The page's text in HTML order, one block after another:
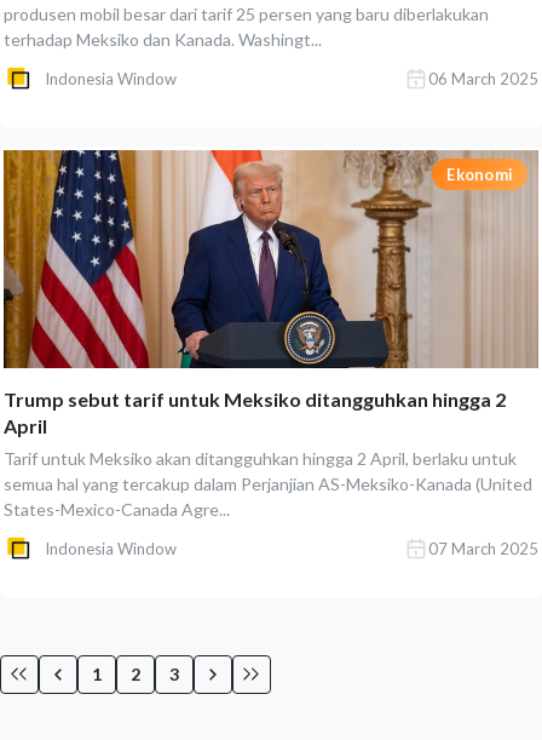
produsen mobil besar dari tarif 25 persen yang baru diberlakukan
terhadap Meksiko dan Kanada. Washingt...
Indonesia Window 06 March 2025
Ekonomi
Trump sebut tarif untuk Meksiko ditangguhkan hingga 2
April
Tarif untuk Meksiko akan ditangguhkan hingga 2 April, berlaku untuk
semua hal yang tercakup dalam Perjanjian AS-Meksiko-Kanada (United
States-Mexico-Canada Agre...
Indonesia Window 07 March 2025
1 2 3